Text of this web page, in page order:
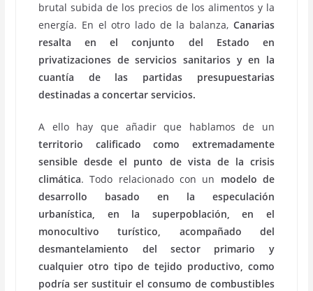
brutal subida de los precios de los alimentos y la
energía. En el otro lado de la balanza, Canarias
resalta en el conjunto del Estado en
privatizaciones de servicios sanitarios y en la
cuantía de las partidas presupuestarias
destinadas a concertar servicios.
A ello hay que añadir que hablamos de un
territorio calificado como extremadamente
sensible desde el punto de vista de la crisis
climática. Todo relacionado con un modelo de
desarrollo basado en la especulación
urbanística, en la superpoblación, en el
monocultivo turístico, acompañado del
desmantelamiento del sector primario y
cualquier otro tipo de tejido productivo, como
podría ser sustituir el consumo de combustibles